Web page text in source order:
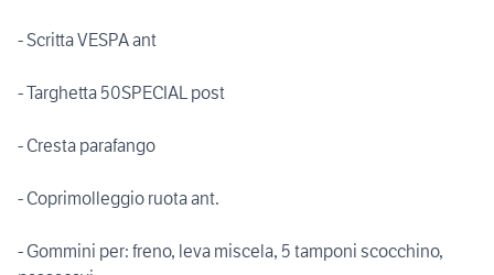
- Scritta VESPA ant
- Targhetta 50SPECIAL post
- Cresta parafango
- Coprimolleggio ruota ant.
- Gommini per: freno, leva miscela, 5 tamponi scocchino,